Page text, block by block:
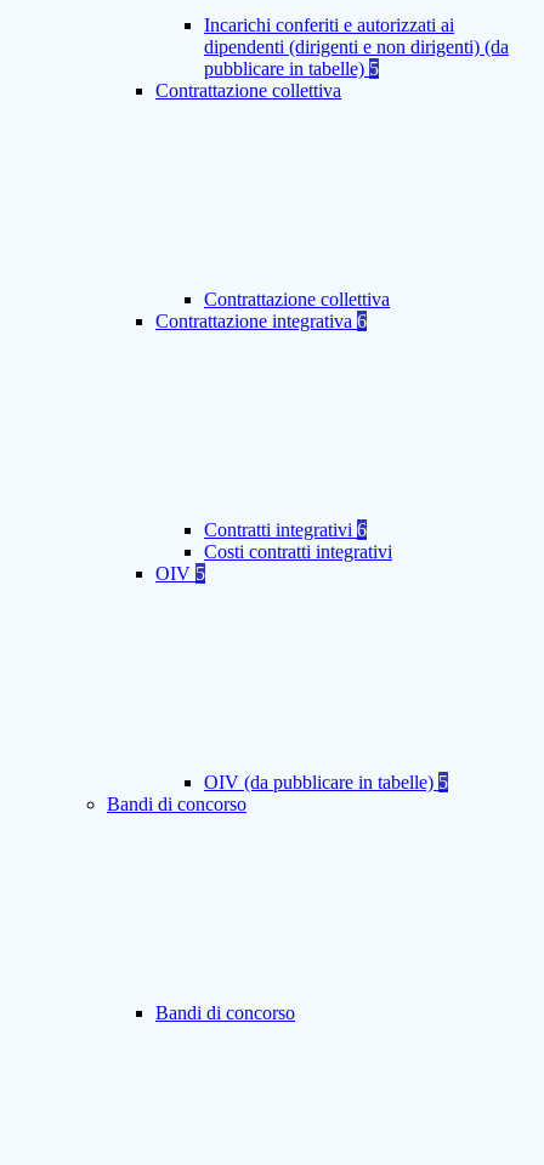
Incarichi conferiti e autorizzati ai
dipendenti (dirigenti e non dirigenti) (da
pubblicare in tabelle) 5
Contrattazione collettiva
Contrattazione collettiva
Contrattazione integrativa 6
Contratti integrativi 6
Costi contratti integrativi
OIV 5
OIV (da pubblicare in tabelle) 5
Bandi di concorso
Bandi di concorso